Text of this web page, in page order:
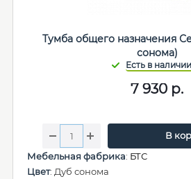
Тумба общего назначения
сонома)
7 930 р.
В
Мебельная фабрика: БТС
Цвет: Дуб сонома